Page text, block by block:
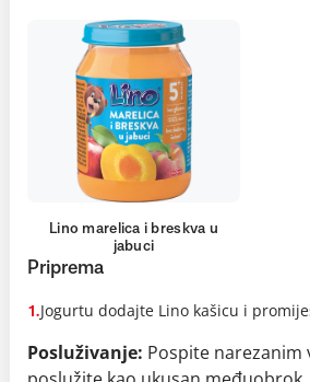
Lino marelica i breskva u
jabuci
Priprema
1.Jogurtu dodajte Lino kašicu i
Posluživanje: Pospite narezanim